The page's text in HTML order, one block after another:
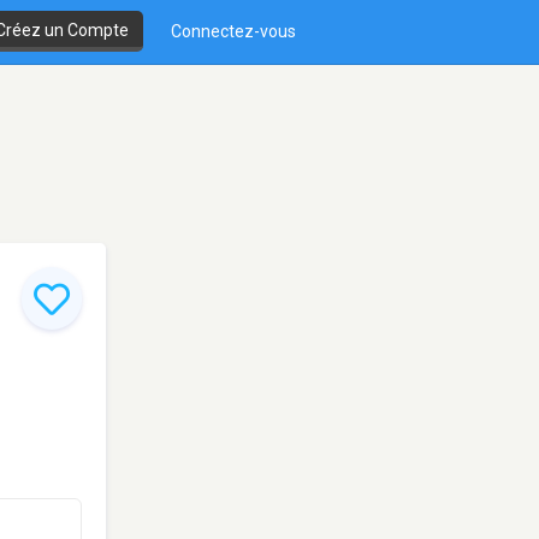
un Compte Connectez-vous